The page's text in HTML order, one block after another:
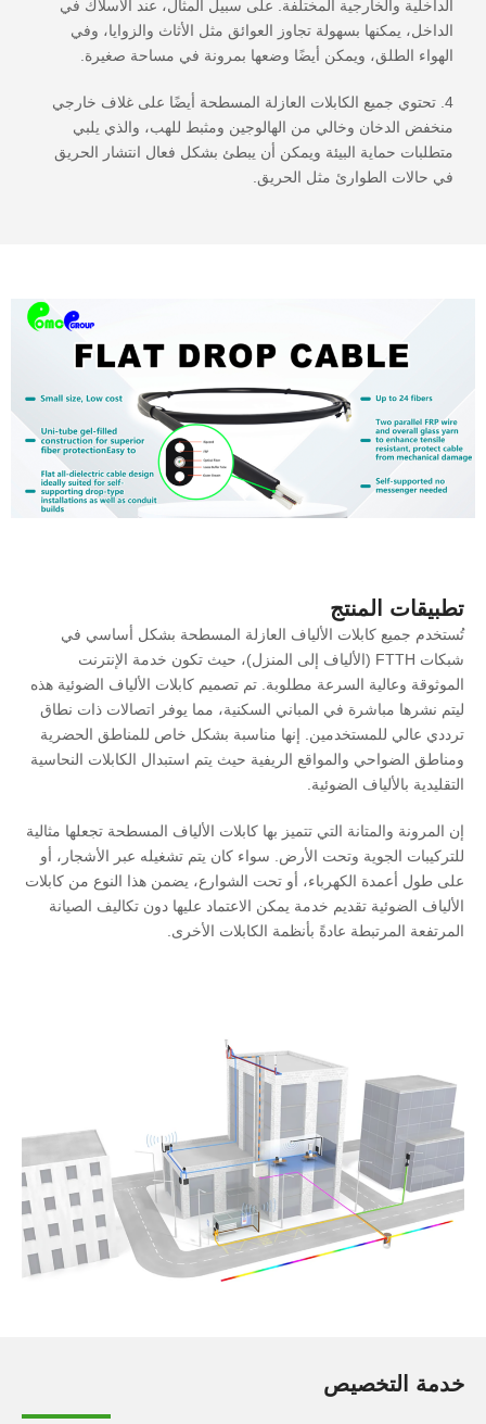
الداخلية والخارجية المختلفة. على سبيل المثال، عند الأسلاك في
الداخل، يمكنها بسهولة تجاوز العوائق مثل الأثاث والزوايا، وفي
الهواء الطلق، ويمكن أيضًا وضعها بمرونة في مساحة صغيرة.
4. تحتوي جميع الكابلات العازلة المسطحة أيضًا على غلاف خارجي
منخفض الدخان وخالي من الهالوجين ومثبط للهب، والذي يلبي
متطلبات حماية البيئة ويمكن أن يبطئ بشكل فعال انتشار الحريق
في حالات الطوارئ مثل الحريق.
تطبيقات المنتج
تُستخدم جميع كابلات الألياف العازلة المسطحة بشكل أساسي في
شبكات FTTH (الألياف إلى المنزل)، حيث تكون خدمة الإنترنت
الموثوقة وعالية السرعة مطلوبة. تم تصميم كابلات الألياف الضوئية هذه
ليتم نشرها مباشرة في المباني السكنية، مما يوفر اتصالات ذات نطاق
ترددي عالي للمستخدمين. إنها مناسبة بشكل خاص للمناطق الحضرية
ومناطق الضواحي والمواقع الريفية حيث يتم استبدال الكابلات النحاسية
التقليدية بالألياف الضوئية.
إن المرونة والمتانة التي تتميز بها كابلات الألياف المسطحة تجعلها مثالية
للتركيبات الجوية وتحت الأرض. سواء كان يتم تشغيله عبر الأشجار، أو
على طول أعمدة الكهرباء، أو تحت الشوارع، يضمن هذا النوع من كابلات
الألياف الضوئية تقديم خدمة يمكن الاعتماد عليها دون تكاليف الصيانة
المرتفعة المرتبطة عادةً بأنظمة الكابلات الأخرى.
خدمة التخصيص